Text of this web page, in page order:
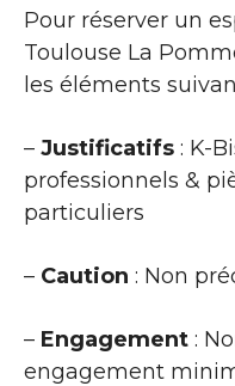
Pour réserver un
Toulouse La
les éléments
– Justificatifs : K-
professionnels &
particuliers
– Caution : Non
– Engagement :
engagement